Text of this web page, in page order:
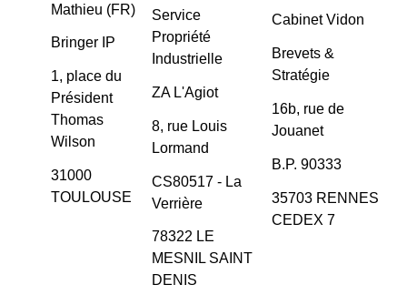
Mathieu (FR)
Bringer IP
1, place du
Président
Thomas
Wilson
31000
TOULOUSE
Service
Propriété
Industrielle
ZA L'Agiot
8, rue Louis
Lormand
CS80517 - La
Verrière
78322 LE
MESNIL SAINT
DENIS
Cabinet Vidon
Brevets &
Stratégie
16b, rue de
Jouanet
B.P. 90333
35703 RENNES
CEDEX 7